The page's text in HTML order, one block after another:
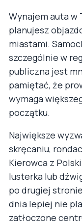
Wynajem auta w
planujesz
miastami.
szczególnie w
publiczna jest
pamiętać, że
wymaga
początku.
Największe
skręcaniu,
Kierowca z
lusterka lub
po drugiej
dnia lepiej nie
zatłoczone